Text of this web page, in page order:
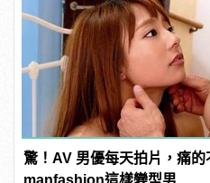
驚！AV 男優每天拍片，痛的
manfashion這樣變型男